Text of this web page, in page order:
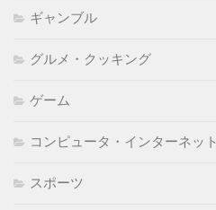
ギャンブル
グルメ・クッキング
ゲーム
コンピュータ・インターネット
スポーツ